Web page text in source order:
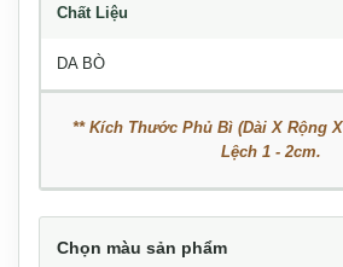
Chất Liệu
DA BÒ
** Kích Thước Phủ Bì (Dài X Rộng
Lệch 1 - 2cm.
Chọn màu sản phẩm